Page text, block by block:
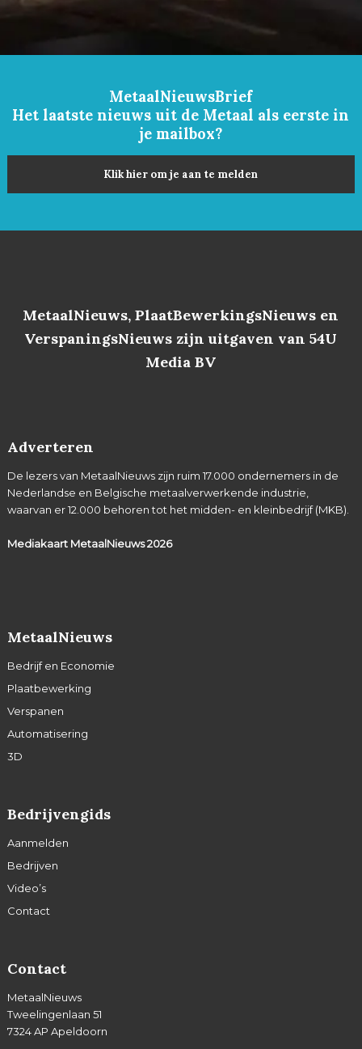
MetaalNieuwsBrief
Het laatste nieuws uit de Metaal als eerste in
je mailbox?
Klik hier om je aan te melden
MetaalNieuws, PlaatBewerkingsNieuws en
VerspaningsNieuws zijn uitgaven van 54U
Media BV
Adverteren
De lezers van MetaalNieuws zijn ruim 17.000 ondernemers in de
Nederlandse en Belgische metaalverwerkende industrie,
waarvan er 12.000 behoren tot het midden- en kleinbedrijf (MKB).
Mediakaart MetaalNieuws2026
MetaalNieuws
Bedrijf en Economie
Plaatbewerking
Verspanen
Automatisering
3D
Bedrijvengids
Aanmelden
Bedrijven
Video’s
Contact
Contact
MetaalNieuws
Tweelingenlaan 51
7324 AP Apeldoorn